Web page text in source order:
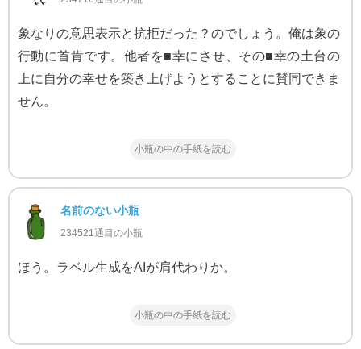
象なりの意思表示と抗拒だった？のでしょう。俺は象の
行動に首肯です。他者を■幸にさせ、その■幸の土台の
上に自分の幸せを築き上げようとすることに賛同できま
せん。
小瓶の中の手紙を読む
名前のない小瓶
234521通目の小瓶
ほう。ラベル生成をAIが肩代わりか。
小瓶の中の手紙を読む